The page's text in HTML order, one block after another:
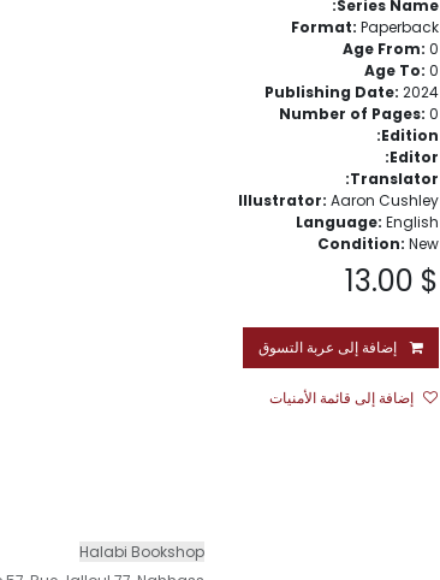
Series Name:
Format: Paperback
Age From: 0
Age To: 0
Publishing Date: 2024
Number of Pages: 0
Edition:
Editor:
Translator:
Illustrator: Aaron Cushley
Language: English
Condition: New
$
13.00
إضافة إلى عربة التسوق
إضافة إلى قائمة الأمنيات
Halabi Bookshop